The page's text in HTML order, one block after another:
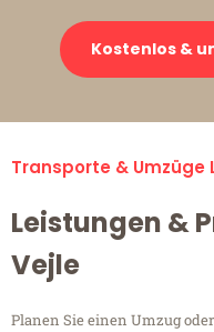
Kostenlos &
Transporte & Umzüge
Leistungen &
Vejle
Planen Sie einen Umzug